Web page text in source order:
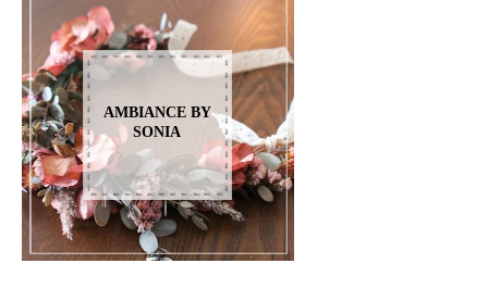
AMBIANCE BY
SONIA